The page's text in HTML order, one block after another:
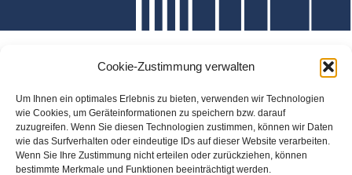
Cookie-Zustimmung verwalten
Um Ihnen ein optimales Erlebnis zu bieten, verwenden wir Technologien
wie Cookies, um Geräteinformationen zu speichern bzw. darauf
zuzugreifen. Wenn Sie diesen Technologien zustimmen, können wir Daten
wie das Surfverhalten oder eindeutige IDs auf dieser Website verarbeiten.
Wenn Sie Ihre Zustimmung nicht erteilen oder zurückziehen, können
bestimmte Merkmale und Funktionen beeinträchtigt werden.